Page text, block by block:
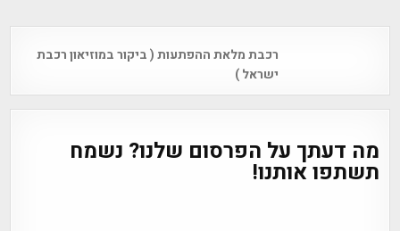
navigationרכבת מלאת ההפתעות ( ביקור במוזיאון רכבת
ישראל )
מה דעתך על הפרסום שלנו? נשמח
תשתפו אותנו!